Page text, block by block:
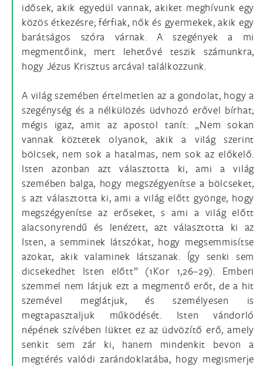
idősek, akik egyedül vannak, akiket meghívunk egy
közös étkezésre; férfiak, nők és gyermekek, akik egy
barátságos szóra várnak. A szegények a mi
megmentőink, mert lehetővé teszik számunkra,
hogy Jézus Krisztus arcával találkozzunk.
A világ szemében értelmetlen az a gondolat, hogy a
szegénység és a nélkülözés üdvhozó erővel bírhat;
mégis igaz, amit az apostol tanít: „Nem sokan
vannak köztetek olyanok, akik a világ szerint
bölcsek, nem sok a hatalmas, nem sok az előkelő.
Isten azonban azt választotta ki, ami a világ
szemében balga, hogy megszégyenítse a bölcseket,
s azt választotta ki, ami a világ előtt gyönge, hogy
megszégyenítse az erőseket, s ami a világ előtt
alacsonyrendű és lenézett, azt választotta ki az
Isten, a semminek látszókat, hogy megsemmisítse
azokat, akik valaminek látszanak. Így senki sem
dicsekedhet Isten előtt” (1Kor 1,26–29). Emberi
szemmel nem látjuk ezt a megmentő erőt, de a hit
szemével meglátjuk, és személyesen is
megtapasztaljuk működését. Isten vándorló
népének szívében lüktet ez az üdvözítő erő, amely
senkit sem zár ki, hanem mindenkit bevon a
megtérés valódi zarándoklatába, hogy megismerje